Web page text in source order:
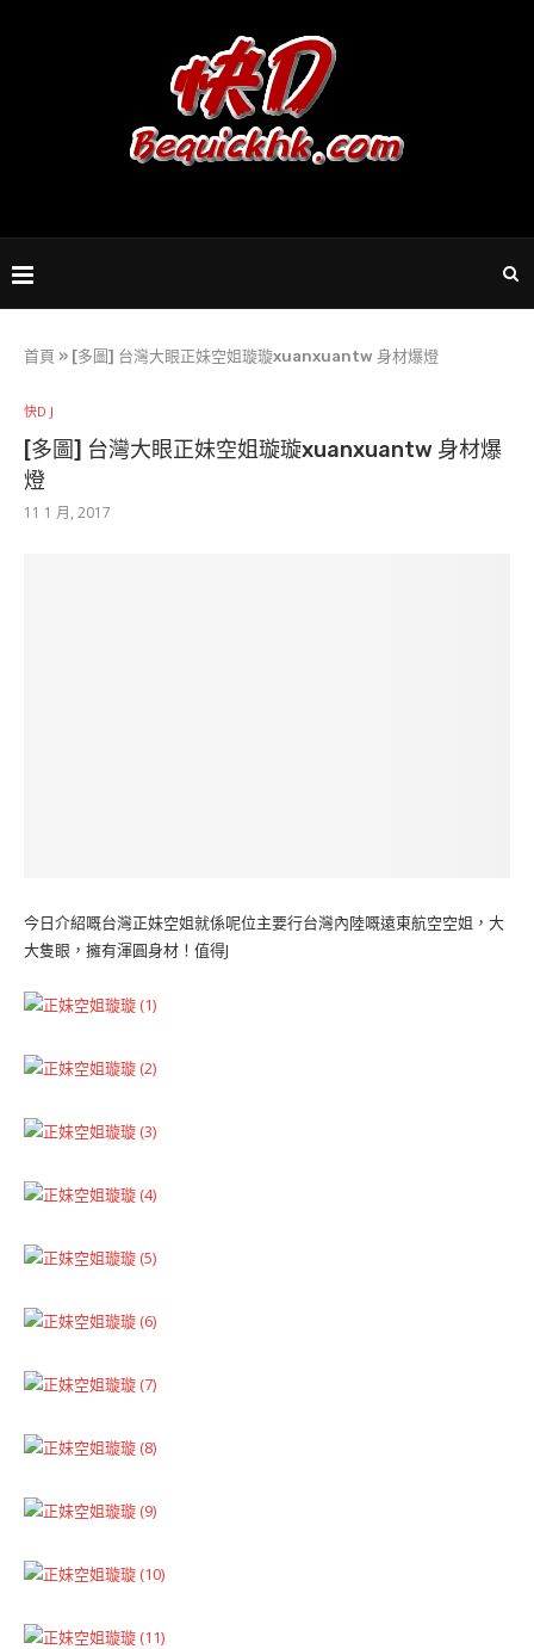
首頁 » [多圖] 台灣大眼正妹空姐璇璇xuanxuantw 身材爆燈
快D J
[多圖] 台灣大眼正妹空姐璇璇xuanxuantw 身材爆
燈
11 1 月, 2017
今日介紹嘅台灣正妹空姐就係呢位主要行台灣內陸嘅遠東航空空姐，大
大隻眼，擁有渾圓身材！值得J